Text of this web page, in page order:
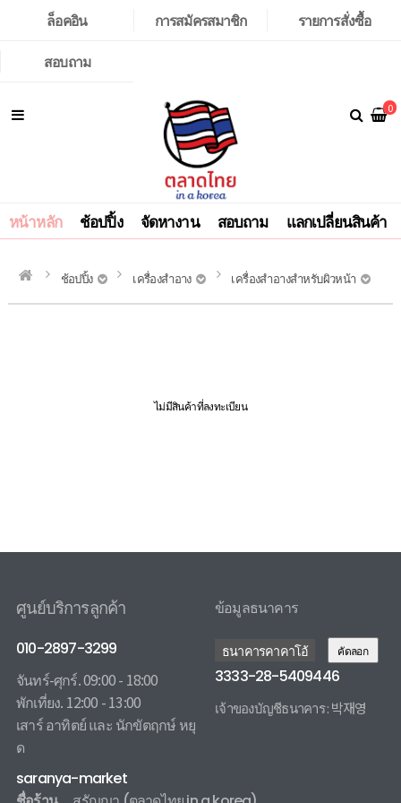
ล็อคอิน การสมัครสมาชิก
รายการสั่งซื้อ
สอบถาม
0
หน้าหลัก ช้อปปิ้ง จัดหางาน สอบถาม แลกเปลี่ยนสินค้า
ช้อปปิ้ง เครื่องสำอาง เครื่องสำอางสำหรับผิวหน้า
ไม่มีสินค้าที่ลงทะเบียน
ศูนย์บริการลูกค้า
010-2897-3299
จันทร์-ศุกร์. 09:00 - 18:00
พักเที่ยง. 12:00 - 13:00
เสาร์ อาทิตย์ และ นักขัตฤกษ์ หยุ
ด
ข้อมูลธนาคาร
ธนาคารคาคาโอ้ คัดลอก
3333-28-5409446
เจ้าของบัญชีธนาคาร : 박재영
saranya-market